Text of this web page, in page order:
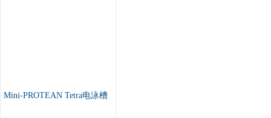
Mini-PROTEAN Tetra电泳槽